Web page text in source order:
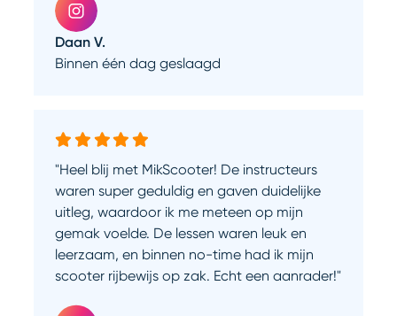
Daan V.
Binnen één dag geslaagd
"Heel blij met MikScooter! De instructeurs
waren super geduldig en gaven duidelijke
uitleg, waardoor ik me meteen op mijn
gemak voelde. De lessen waren leuk en
leerzaam, en binnen no-time had ik mijn
scooter rijbewijs op zak. Echt een aanrader!"